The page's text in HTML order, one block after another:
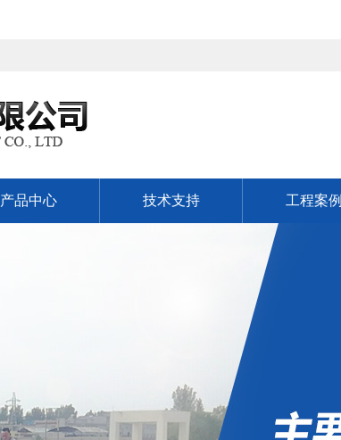
产品中心 技术支持 工程案例